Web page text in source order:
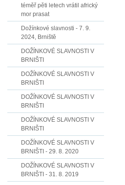
téměř pěti letech vrátil africký
mor prasat
Dožínkové slavnosti - 7. 9.
2024, Brniště
DOŽÍNKOVÉ SLAVNOSTI V
BRNIŠTI
DOŽÍNKOVÉ SLAVNOSTI V
BRNIŠTI
DOŽÍNKOVÉ SLAVNOSTI V
BRNIŠTI
DOŽÍNKOVÉ SLAVNOSTI V
BRNIŠTI
DOŽÍNKOVÉ SLAVNOSTI V
BRNIŠTI - 29. 8. 2020
DOŽÍNKOVÉ SLAVNOSTI V
BRNIŠTI - 31. 8. 2019